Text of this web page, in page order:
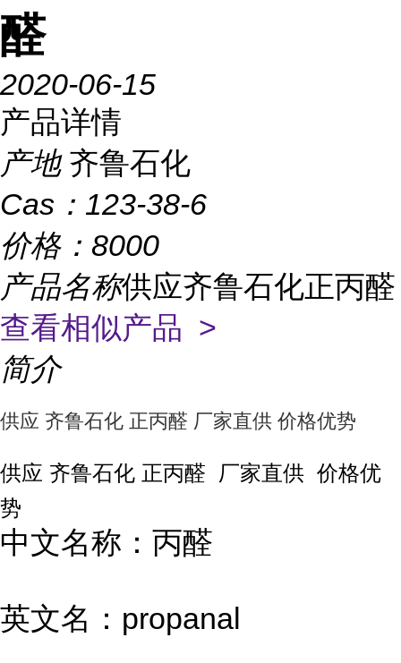
醛
2020-06-15
产品详情
产地 齐鲁石化
Cas： 123-38-6
价格： 8000
产品名称供应齐鲁石化正丙醛
查看相似产品 >
简介
供应 齐鲁石化 正丙醛 厂家直供 价格优势
供应 齐鲁石化 正丙醛 厂家直供 价格优
势
中文名称：丙醛
英文名：propanal